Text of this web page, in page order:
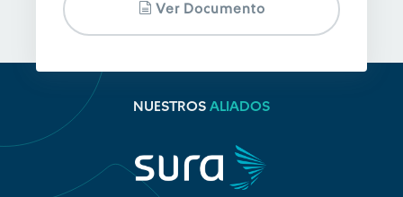
Ver Documento
NUESTROS ALIADOS